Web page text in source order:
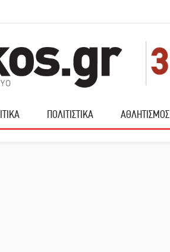
ΠΟΛΙΤΙΣΤΙΚΑ ΑΘΛΗΤΙΣΜΟΣ